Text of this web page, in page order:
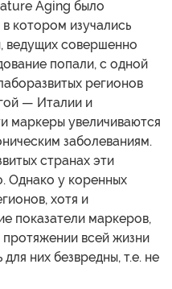
Aging было
котором изучались
ведущих совершенно
попали, с одной
регионов
— Италии и
маркеры увеличиваются
заболеваниям.
странах эти
Однако у коренных
хотя и
показатели маркеров,
протяжении всей жизни
них безвредны, т.е. не